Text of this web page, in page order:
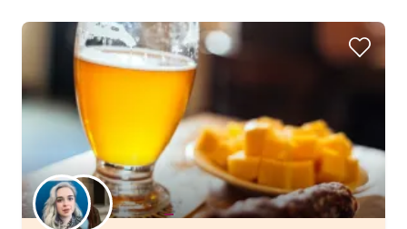
Kies jouw favoriete local